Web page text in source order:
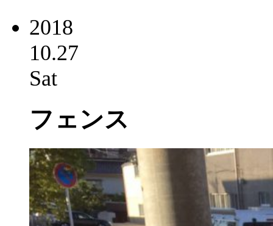
2018
10.27
Sat
フェンス